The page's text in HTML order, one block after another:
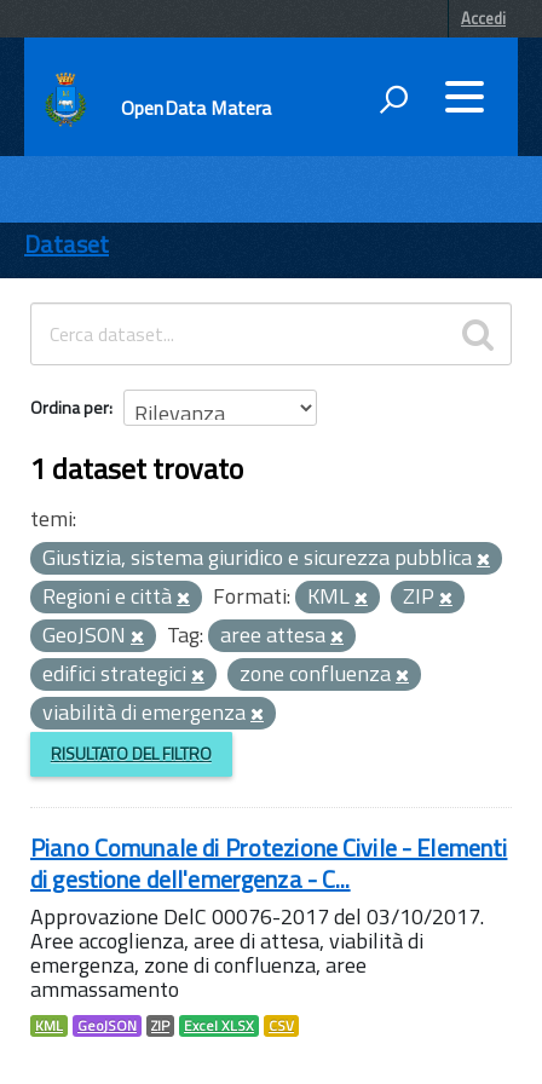
Accedi
OpenData Matera
ENTI
TEMI
INFORMAZIONI
Dataset
Ordina per
1 dataset trovato
temi:
Giustizia, sistema giuridico e sicurezza pubblica
Regioni e città
Formati: KML
ZIP
GeoJSON
Tag: aree attesa
edifici strategici
zone confluenza
viabilità di emergenza
RISULTATO DEL FILTRO
Piano Comunale di Protezione Civile - Elementi
di gestione dell'emergenza - C...
Approvazione DelC 00076-2017 del 03/10/2017.
Aree accoglienza, aree di attesa, viabilità di
emergenza, zone di confluenza, aree
ammassamento
KML GeoJSON ZIP Excel XLSX CSV